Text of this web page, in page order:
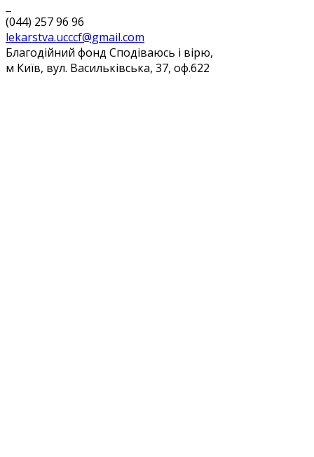
(044) 257 96 96
lekarstva.ucccf@gmail.com
Благодійний фонд Сподіваюсь і вірю,
м Київ, вул. Васильківська, 37, оф.622